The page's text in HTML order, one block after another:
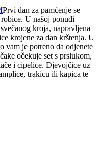
Prvi dan za pamćenje se
U našoj ponudi
kroja, napravljena
krojene za dan krštenja. U
vam je potreno da odjenete
očekuje set s prslukom,
i cipelice. Djevojčice uz
trakicu ili kapica te